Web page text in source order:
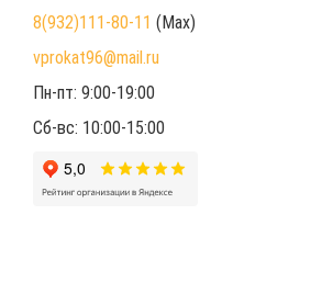
8(932)111-80-11 (Max)
vprokat96@mail.ru
Пн-пт: 9:00-19:00
Сб-вс: 10:00-15:00